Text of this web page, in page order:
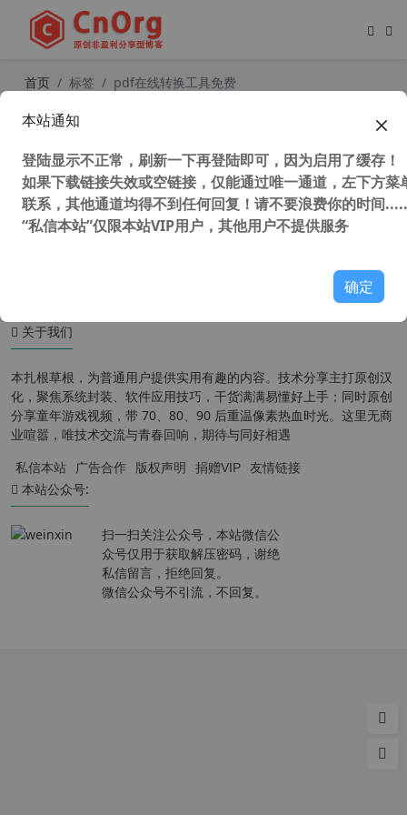
首页 标签 pdf在线转换工具免费
iLovePDF 在线免费处理PDF文件的神
关于我们
本扎根草根，为普通用户提供实用有趣的内容。技术分享主打原创汉
化，聚焦系统封装、软件应用技巧，干货满满易懂好上手；同时原创
分享童年游戏视频，带 70、80、90 后重温像素热血时光。这里无商
业喧嚣，唯技术交流与青春回响，期待与同好相遇
私信本站 广告合作 版权声明 捐赠VIP 友情链接
本站公众号:
扫一扫关注公众号，本站微信公
众号仅用于获取解压密码，谢绝
私信留言，拒绝回复。
微信公众号不引流，不回复。
本站通知
登陆显示不正常，刷新一下再登陆即可，因为启用了缓存！
如果下载链接失效或空链接，仅能通过唯一通道，左下方菜
联系，其他通道均得不到任何回复！请不要浪费你的时间
“私信本站”仅限本站VIP用户，其他用户不提供服务
确定